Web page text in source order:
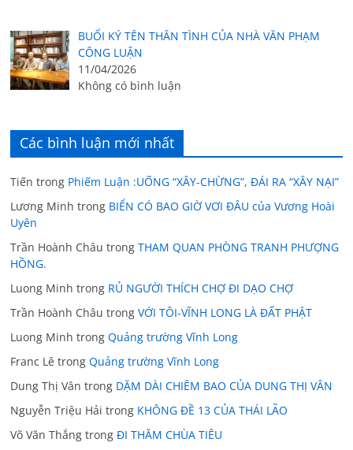
BUỔI KÝ TÊN THÂN TÌNH CỦA NHÀ VĂN PHẠM
CÔNG LUẬN
11/04/2026
Không có bình luận
Các bình luận mới nhất
Tiến trong Phiếm Luận :UỐNG “XÂY-CHỪNG”, ĐÁI RA “XÂY NẠI”
Lương Minh trong BIỂN CÓ BAO GIỜ VƠI ĐÂU của Vương Hoài
Uyên
Trần Hoành Châu trongTHAM QUAN PHÒNG TRANH PHƯỢNG
HỒNG.
Luong Minh trong RỦ NGƯỜI THÍCH CHỢ ĐI DẠO CHỢ
Trần Hoành Châu trongVỚI TÔI-VĨNH LONG LÀ ĐẤT PHẬT
Luong Minh trongQuảng trường Vĩnh Long
Franc Lê trongQuảng trường Vĩnh Long
Dung Thị Vân trong DẶM DÀI CHIÊM BAO CỦA DUNG THỊ VÂN
Nguyễn Triệu Hải trong KHÔNG ĐỀ 13 CỦA THÁI LÃO
Võ Văn Thắng trongĐI THĂM CHÙA TIÊU